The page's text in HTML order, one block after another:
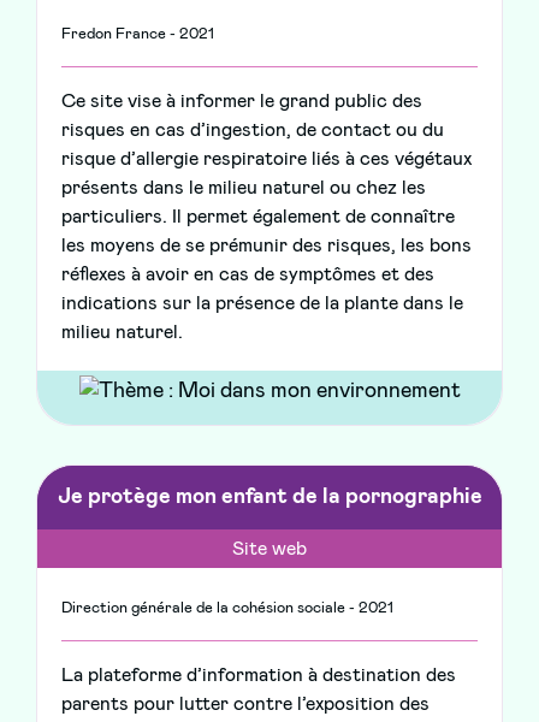
Fredon France - 2021
Ce site vise à informer le grand public des
risques en cas d’ingestion, de contact ou du
risque d’allergie respiratoire liés à ces végétaux
présents dans le milieu naturel ou chez les
particuliers. Il permet également de connaître
les moyens de se prémunir des risques, les bons
réflexes à avoir en cas de symptômes et des
indications sur la présence de la plante dans le
milieu naturel.
Je protège mon enfant de la pornographie
Site web
Direction générale de la cohésion sociale - 2021
La plateforme d’information à destination des
parents pour lutter contre l’exposition des